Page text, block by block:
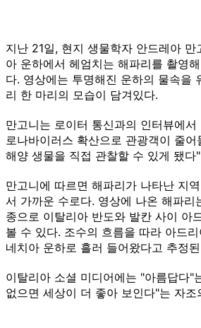
지난 21일, 현지 생물학자 안드레아 만
아 운하에서 헤엄치는 해파리를 촬영
다. 영상에는 투명해진 운하의 물속을
리 한 마리의 모습이 담겨있다.
만고니는 로이터 통신과의 인터뷰에
로나바이러스 확산으로 관광객이 줄
해양 생물을 직접 관찰할 수 있게 됐다
만고니에 따르면 해파리가 나타난 지
서 가까운 수로다. 영상에 나온 해파리
종으로 이탈리아 반도와 발칸 사이 아
볼 수 있다. 조수의 흐름을 따라 아드
네치아 운하로 흘러 들어왔다고 추정
이탈리아 소셜 미디어에는 "아름답다"
없으면 세상이 더 좋아 보인다"는 자조